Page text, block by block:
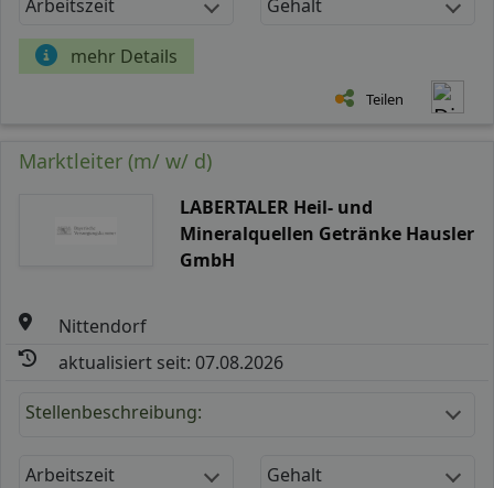
Arbeitszeit Gehalt
mehr Details
Teilen
Marktleiter (m/ w/ d)
LABERTALER Heil- und
Mineralquellen Getränke Hausler
GmbH
Nittendorf
aktualisiert seit: 07.08.2026
Stellenbeschreibung:
Arbeitszeit Gehalt